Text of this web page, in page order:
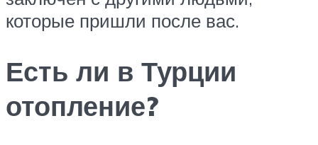
которые пришли после вас.
Есть ли в Турции
отопление?